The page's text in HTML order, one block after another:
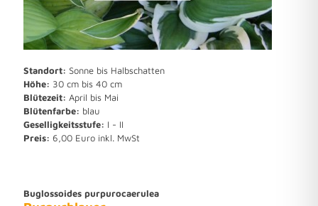
Standort: Sonne bis Halbschatten
Höhe: 30 cm bis 40 cm
Blütezeit: April bis Mai
Blütenfarbe: blau
Geselligkeitsstufe: I - II
Preis: 6,00 Euro inkl. MwSt
Buglossoides purpurocaerulea